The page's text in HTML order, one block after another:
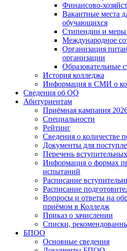
Финансово-
Вакантные места
обучающихся
Стипендии и
Международное
Организация
организации
Образовательные
История колледжа
Информация в СМИ о
Сведения об ОО
Абитуриентам
Приёмная кампания
Специальности
Рейтинг
Сведения о количестве
Документы для
Перечень
Информация о формах
испытаний
Расписание
Расписание
Вопросы и ответы на
приёмом в Колледж
Приказ о зачислении
Списки,
БПОО
Основные сведения